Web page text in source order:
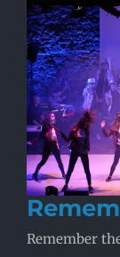
Remember